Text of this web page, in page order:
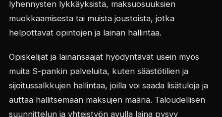
lyhennysten lykkäyksistä, maksuosuuksien
muokkaamisesta tai muista joustoista, jotka
helpottavat opintojen ja lainan hallintaa.
Opiskelijat ja lainansaajat hyödyntävät usein myös
muita S-pankin palveluita, kuten säästötilien ja
sijoitussalkkujen hallintaa, joilla voi saada lisätuloja ja
auttaa hallitsemaan maksujen määriä. Taloudellisen
suunnittelun ja yhteistyön avulla laina pysyy